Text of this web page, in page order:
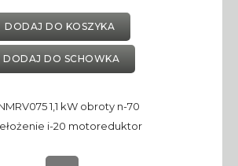
DODAJ DO KOSZYKA
DODAJ DO SCHOWKA